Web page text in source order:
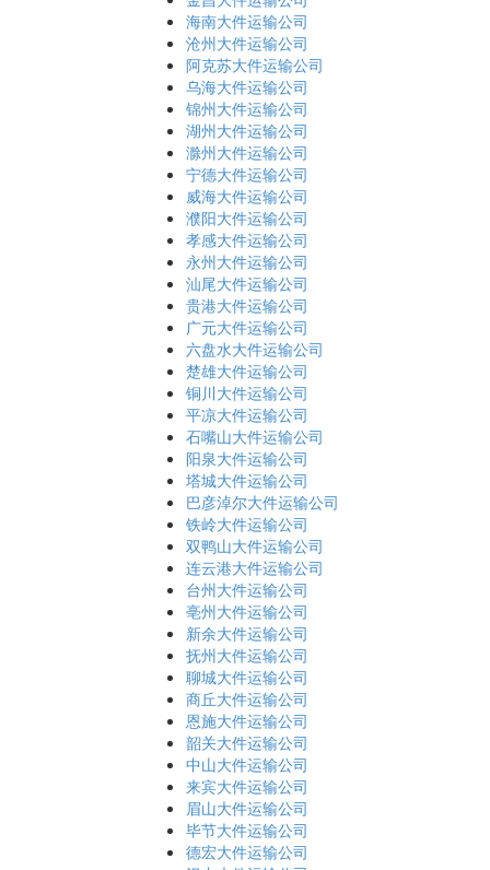
海南大件运输公司
沧州大件运输公司
阿克苏大件运输公司
乌海大件运输公司
锦州大件运输公司
湖州大件运输公司
滁州大件运输公司
宁德大件运输公司
威海大件运输公司
濮阳大件运输公司
孝感大件运输公司
永州大件运输公司
汕尾大件运输公司
贵港大件运输公司
广元大件运输公司
六盘水大件运输公司
楚雄大件运输公司
铜川大件运输公司
平凉大件运输公司
石嘴山大件运输公司
阳泉大件运输公司
塔城大件运输公司
巴彦淖尔大件运输公司
铁岭大件运输公司
双鸭山大件运输公司
连云港大件运输公司
台州大件运输公司
亳州大件运输公司
新余大件运输公司
抚州大件运输公司
聊城大件运输公司
商丘大件运输公司
恩施大件运输公司
韶关大件运输公司
中山大件运输公司
来宾大件运输公司
眉山大件运输公司
毕节大件运输公司
德宏大件运输公司